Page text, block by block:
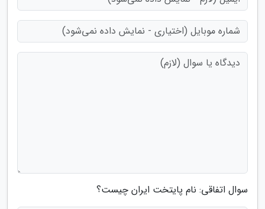
سوال اتفاقی: نام پایتخت ایران چیست؟